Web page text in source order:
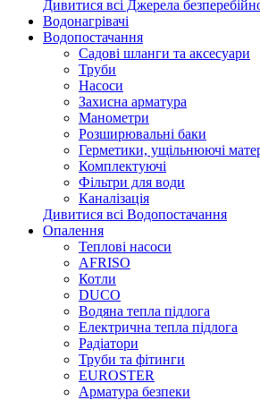
Дивитися всі Джерела
Водонагрівачі
Водопостачання
Садові шланги та аксесуари
Труби
Насоси
Захисна арматура
Манометри
Розширювальні баки
Герметики, ущільнюючі
Комплектуючі
Фільтри для води
Каналізація
Дивитися всі Водопостачання
Опалення
Теплові насоси
AFRISO
Котли
DUCO
Водяна тепла підлога
Електрична тепла підлога
Радіатори
Труби та фітинги
EUROSTER
Арматура безпеки